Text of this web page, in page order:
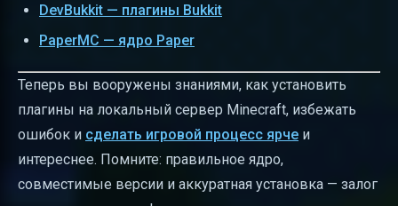
DevBukkit — плагины Bukkit
PaperMC — ядро Paper
Теперь вы вооружены знаниями, как установить
плагины на локальный сервер Minecraft, избежать
ошибок и сделать игровой процесс ярче и
интереснее. Помните: правильное ядро,
совместимые версии и аккуратная установка — залог